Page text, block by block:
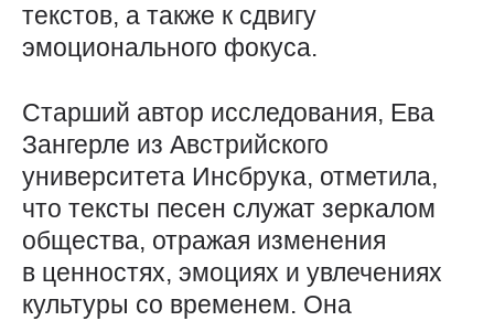
текстов, а также к сдвигу
эмоционального фокуса.
Старший автор исследования, Ева
Зангерле из Австрийского
университета Инсбрука, отметила,
что тексты песен служат зеркалом
общества, отражая изменения
в ценностях, эмоциях и увлечениях
культуры со временем. Она